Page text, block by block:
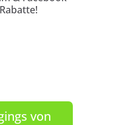
von